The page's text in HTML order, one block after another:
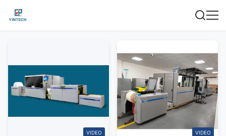
VIDEO VIDEO